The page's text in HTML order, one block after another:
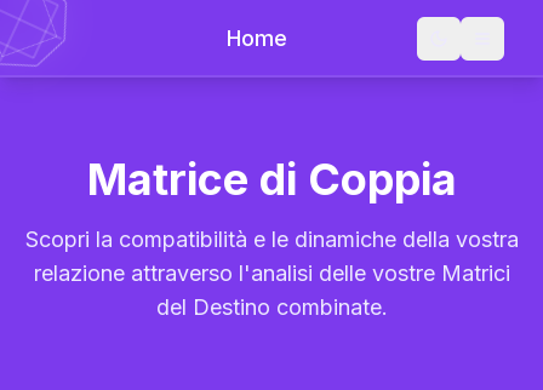
Home
Matrice di Coppia
Scopri la compatibilità e le dinamiche della vostra
relazione attraverso l'analisi delle vostre Matrici
del Destino combinate.